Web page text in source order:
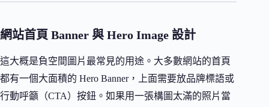
網站首頁 Banner 與 Hero Image 設計
這大概是負空間圖片最常見的用途。大多數網站的首頁
都有一個大面積的 Hero Banner，上面需要放品牌標語或
行動呼籲（CTA）按鈕。如果用一張構圖太滿的照片當